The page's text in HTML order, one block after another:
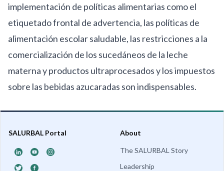
implementación de políticas alimentarias como el
etiquetado frontal de advertencia, las políticas de
alimentación escolar saludable, las restricciones a la
comercialización de los sucedáneos de la leche
materna y productos ultraprocesados y los impuestos
sobre las bebidas azucaradas son indispensables.
SALURBAL Portal About
The SALURBAL Story
Leadership